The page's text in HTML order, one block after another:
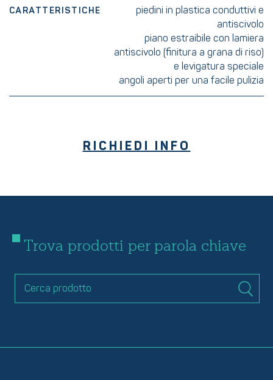
CARATTERISTICHE
piedini in plastica conduttivi e
antiscivolo
piano estraibile con lamiera
antiscivolo (finitura a grana di riso)
e levigatura speciale
angoli aperti per una facile pulizia
RICHIEDI INFO
Trova prodotti per parola chiave